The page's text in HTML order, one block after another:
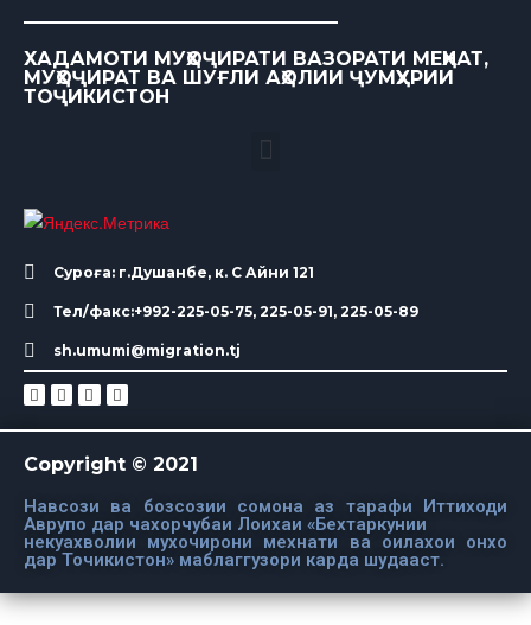
ХАДАМОТИ МУҲОҶИРАТИ ВАЗОРАТИ МЕҲНАТ,
МУҲОҶИРАТ ВА ШУҒЛИ АҲОЛИИ ҶУМҲУРИИ
ТОҶИКИСТОН
Суроға: г.Душанбе, к. С Айни 121
Тел/факс:+992-225-05-75, 225-05-91, 225-05-89
sh.umumi@migration.tj
Copyright © 2021
Навсози ва бозсозии сомона аз тарафи Иттиходи
Аврупо дар чахорчубаи Лоихаи «Бехтаркунии
некуахволии мухочирони мехнати ва оилахои онхо
дар Точикистон» маблаггузори карда шудааст.